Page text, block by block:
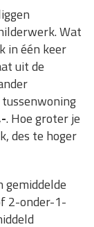
Wat
in één keer
uit de
. Hoe groter je
des te hoger
gemiddelde
2-onder-1-